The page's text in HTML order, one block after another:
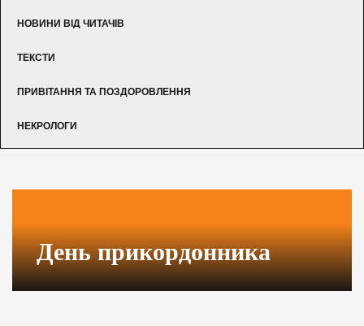
НОВИНИ ВІД ЧИТАЧІВ
ТЕКСТИ
ПРИВІТАННЯ ТА ПОЗДОРОВЛЕННЯ
НЕКРОЛОГИ
День прикордонника